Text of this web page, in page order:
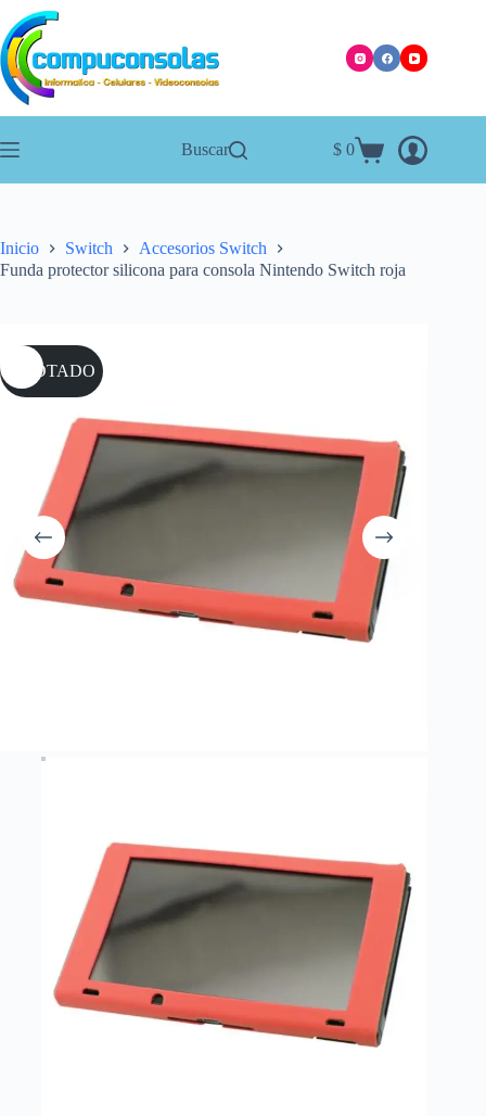
Saltar
al
contenido
Buscar
Carro
$ 0
Inicio Switch
Accesorios Switch
Funda protector silicona para consola Nintendo Switch roja
AGOTADO